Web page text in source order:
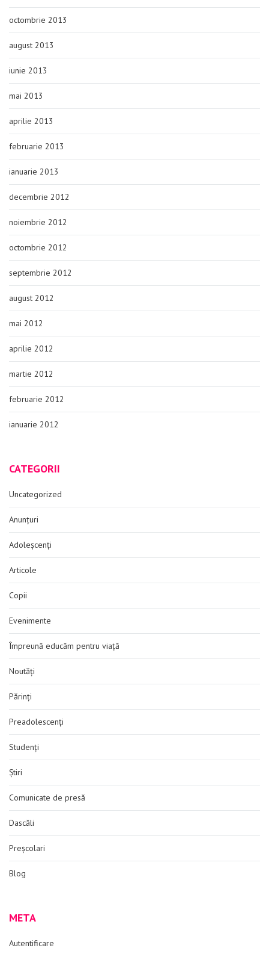
octombrie 2013
august 2013
iunie 2013
mai 2013
aprilie 2013
februarie 2013
ianuarie 2013
decembrie 2012
noiembrie 2012
octombrie 2012
septembrie 2012
august 2012
mai 2012
aprilie 2012
martie 2012
februarie 2012
ianuarie 2012
CATEGORII
Uncategorized
Anunțuri
Adoleșcenți
Articole
Copii
Evenimente
Împreună educăm pentru viață
Noutăți
Părinți
Preadolescenți
Studenți
Știri
Comunicate de presă
Dascăli
Preșcolari
Blog
META
Autentificare